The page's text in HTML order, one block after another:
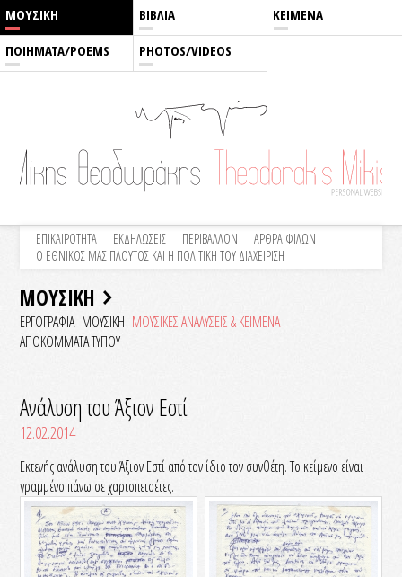
ΜΟΥΣΙΚΗ ΒΙΒΛΙΑ ΚΕΙΜΕΝΑ
ΠΟΙΗΜΑΤΑ/POEMS PHOTOS/VIDEOS
ΕΠΙΚΑΙΡΟΤΗΤΑ ΕΚΔΗΛΩΣΕΙΣ ΠΕΡΙΒΑΛΛΟΝ
ΑΡΘΡΑ ΦΙΛΩΝ
Ο ΕΘΝΙΚΟΣ ΜΑΣ ΠΛΟΥΤΟΣ ΚΑΙ Η ΠΟΛΙΤΙΚΗ ΤΟΥ ΔΙΑΧΕΙΡΙΣΗ
ΜΟΥΣΙΚΗ
ΕΡΓΟΓΡΑΦΙΑ ΜΟΥΣΙΚΗ ΜΟΥΣΙΚΕΣ ΑΝΑΛΥΣΕΙΣ & KEIMENA
ΑΠΟΚΟΜΜΑΤΑ ΤΥΠΟΥ
Ανάλυση του Άξιον Εστί
12.02.2014
Εκτενής ανάλυση του Άξιον Εστί από τον ίδιο τον συνθέτη. Το κείμενο είναι
γραμμένο πάνω σε χαρτοπετσέτες.